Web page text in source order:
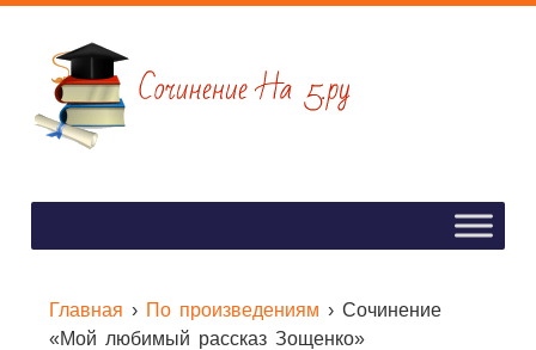
Главная › По произведениям › Сочинение
«Мой любимый рассказ Зощенко»